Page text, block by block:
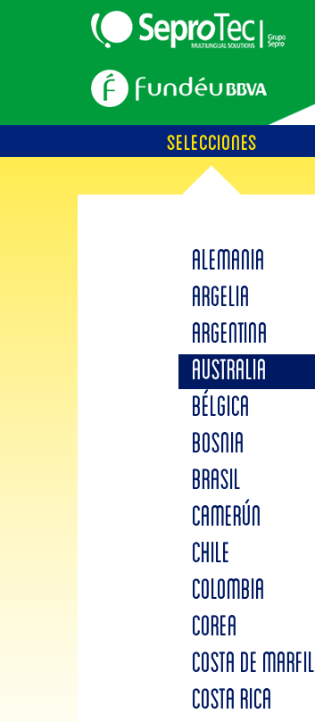
SELECCIONES
ALEMANIA
ARGELIA
ARGENTINA
AUSTRALIA
BÉLGICA
BOSNIA
BRASIL
CAMERÚN
CHILE
COLOMBIA
COREA
COSTA DE MARFIL
COSTA RICA